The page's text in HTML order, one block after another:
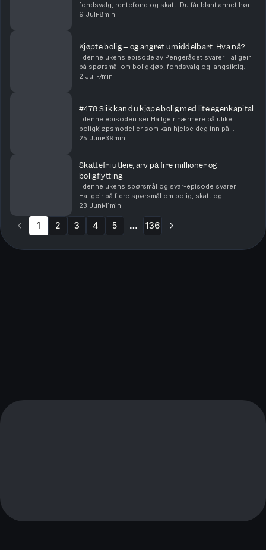
fondsvalg, rentefond og skatt. Du får blant annet høre
om: • Hvordan du kan redusere teknologivekten i
9 Juli 8min
Kjøpte bolig – og angret umiddelbart. Hva nå?
I denne ukens episode av Pengerådet svarer Hallgeir
på spørsmål om boligkjøp, fondsvalg og langsiktig
sparing. Du får blant annet høre om: • Hva du bør gjøre
2 Juli 7min
#478 Slik kan du kjøpe bolig med lite egenkapital
I denne episoden ser Hallgeir nærmere på ulike
boligkjøpsmodeller som kan hjelpe deg inn på
boligmarkedet selv om egenkapitalen er liten – eller
25 Juni 39min
Skattefri utleie, arv på fire millioner og
boligflytting
I denne ukens spørsmål og svar-episode svarer
Hallgeir på flere spørsmål om bolig, skatt og
investeringer. Du får blant annet høre om: • Når utleie
av den andre delen av en tomannsbolig kan bli
skatte...
23 Juni 11min
1 2 3 4 5 136